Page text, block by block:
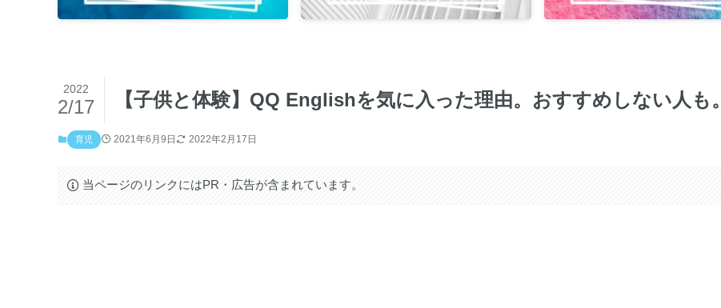
【子供と体験】QQ Englishを気に入った理由。おすすめしない人も。
2022
2/17
育児 2021年6月9日 2022年2月17日
当ページのリンクにはPR・広告が含まれています。